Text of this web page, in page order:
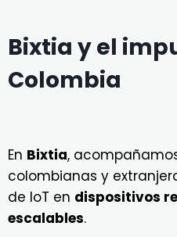
Bixtia y el
Colombia
En Bixtia,
colombianas y
de IoT en dispositivos
escalables.